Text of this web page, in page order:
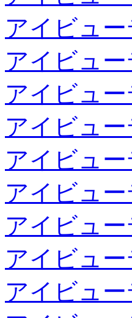
アイビュ
アイビュ
アイビュ
アイビュ
アイビュ
アイビュ
アイビュ
アイビュ
アイビュ